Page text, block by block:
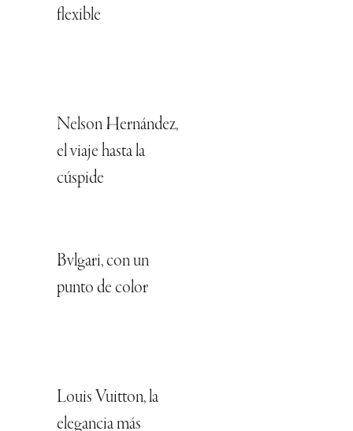
flexible
Nelson Hernández,
el viaje hasta la
cúspide
Bvlgari, con un
punto de color
Louis Vuitton, la
elegancia más